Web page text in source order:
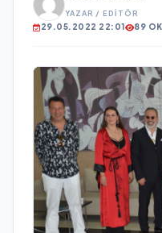
YAZAR / EDITÖR
29.05.2022 22:01 89